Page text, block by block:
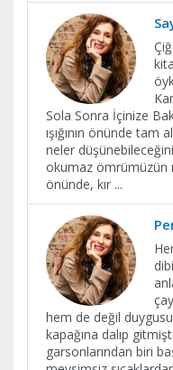
Sola Sonra İçinize
ışığının önünde tam
neler
okumaz ömrümüzün
önünde, kır ...
hem de değil
kapağına dalıp
garsonlarından biri